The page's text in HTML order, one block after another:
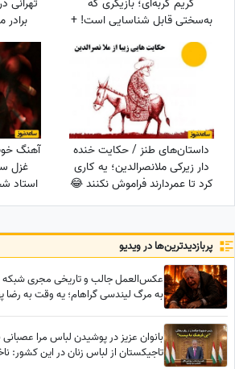
گریم گربه‌ای؛ بازیگری که
به‌سختی قابل شناسایی است! +
تهرانی
داستان‌های طنز / حکایت خنده
دار زیرکی ملانصرالدین؛ یه کاری
کرد تا عمردارند فراموش نکنند 😂
+ ویدئو
آهنگ
غزل
استاد
چنان
پربازدید‌ترین‌ها در ویدیو
عکس‌العمل جالب و تاریخی مجری شبکه
به مرگ لیندسی گراهام؛ یه وقت به
بانوان عزیز در پوشیدن لباس مرا
تاجیکستان از لباس زنان در این